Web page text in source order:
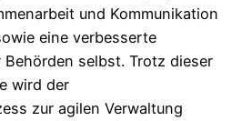
und Kommunikation
eine verbesserte
Behörden selbst. Trotz dieser
wird der
zur agilen Verwaltung